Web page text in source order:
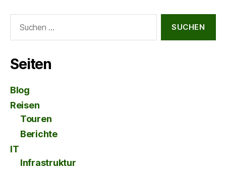
nach:
Seiten
Blog
Reisen
Touren
Berichte
IT
Infrastruktur